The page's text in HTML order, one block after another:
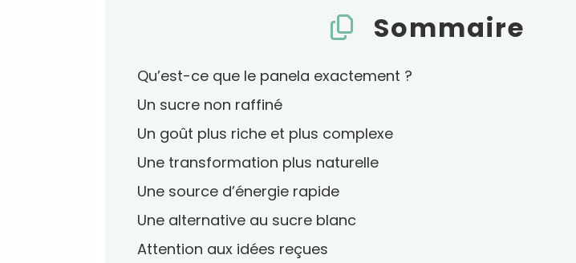
Sommaire
Qu’est-ce que le panela exactement ?
Un sucre non raffiné
Un goût plus riche et plus complexe
Une transformation plus naturelle
Une source d’énergie rapide
Une alternative au sucre blanc
Attention aux idées reçues